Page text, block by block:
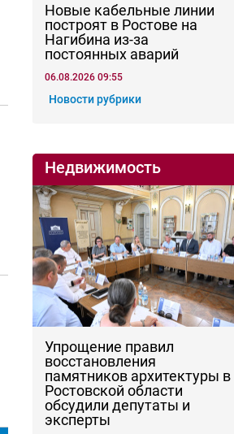
Новые кабельные линии
построят в Ростове на
Нагибина из-за
постоянных аварий
06.08.2026 09:55
Новости рубрики
Недвижимость
Упрощение правил
восстановления
памятников архитектуры в
Ростовской области
обсудили депутаты и
эксперты